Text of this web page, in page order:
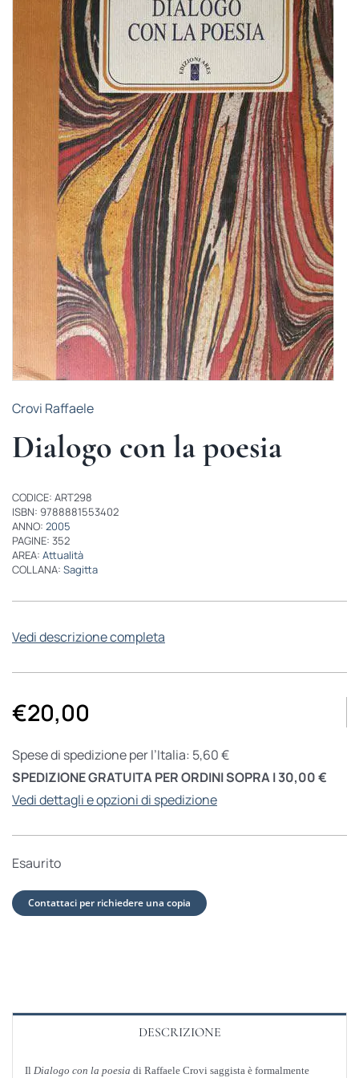
BIOGRAFIE
ATTUALITÀ
Crovi Raffaele
Dialogo con la poesia
CODICE: ART298
ISBN: 9788881553402
ANNO: 2005
PAGINE: 352
AREA: Attualità
COLLANA: Sagitta
Vedi descrizione completa
€20,00
Spese di spedizione per l’Italia: 5,60 €
SPEDIZIONE GRATUITA PER ORDINI SOPRA I 30,00 €
Vedi dettagli e opzioni di spedizione
Esaurito
Contattaci per richiedere una copia
DESCRIZIONE
Il Dialogo con la poesia di Raffaele Crovi saggista è formalmente